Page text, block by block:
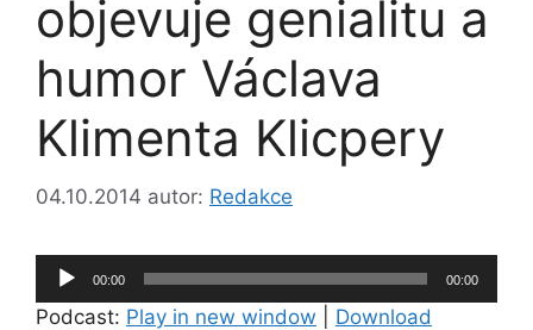
objevuje genialitu a
humor Václava
Klimenta Klicpery
04.10.2014 autor: Redakce
Audio
přehrávač
00:00 00:00
Podcast: Play in new window
Download